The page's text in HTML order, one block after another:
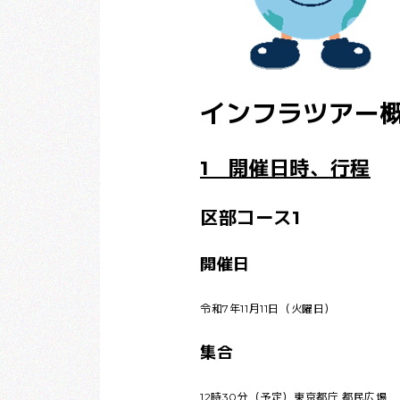
インフラツアー
1 開催日時、行程
区部コース1
開催日
令和7年11月11日（火曜日）
集合
12時30分（予定）東京都庁 都民広場